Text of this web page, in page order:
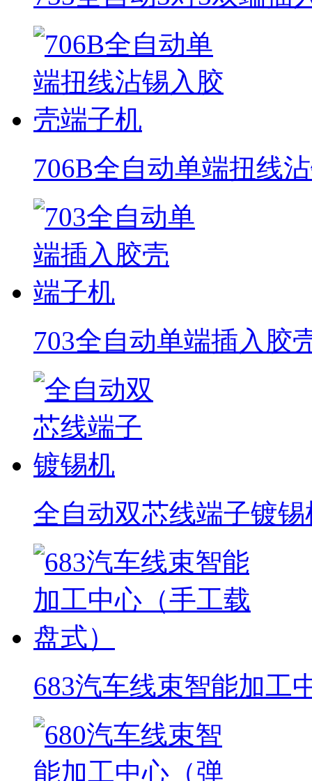
706B全自动单端扭线
703全自动单端插入胶
全自动双芯线端子镀锡
683汽车线束智能加工